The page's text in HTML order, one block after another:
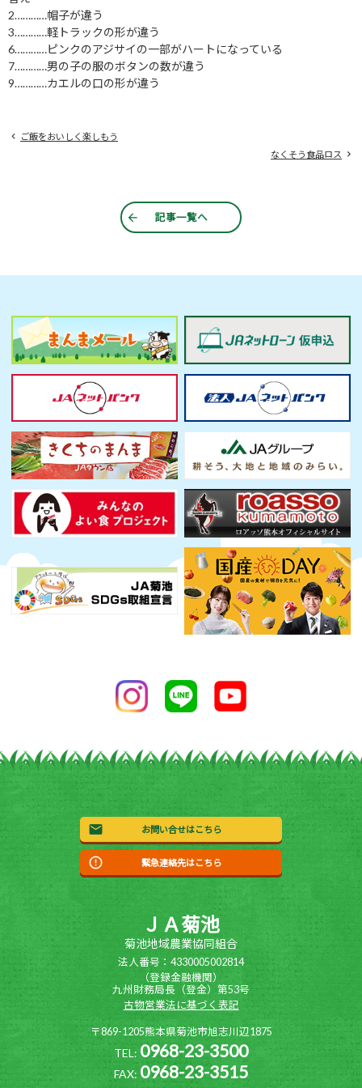
2…………帽子が違う
3…………軽トラックの形が違う
6…………ピンクのアジサイの一部がハートになっている
7…………男の子の服のボタンの数が違う
9…………カエルの口の形が違う
ご飯をおいしく楽しもう
なくそう食品ロス
記事一覧へ
お問い合せはこちら
緊急連絡先はこちら
ＪＡ菊池
菊池地域農業協同組合
法人番号：4330005002814
（登録金融機関）
九州財務局長（登金）第53号
古物営業法に基づく表記
〒869-1205熊本県菊池市旭志川辺1875
TEL: 0968-23-3500
FAX: 0968-23-3515